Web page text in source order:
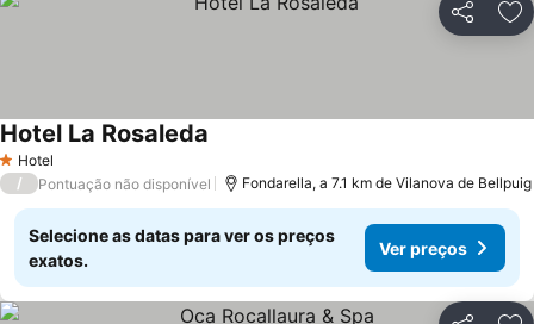
Partilhar
1 Estrelas
Hotel
Hotel La Rosaleda
/ Pontuação não disponível Fondarella, a 7.1 km de Vilanova de Bellpuig
Selecione as datas para ver os preços
exatos.
Ver preços